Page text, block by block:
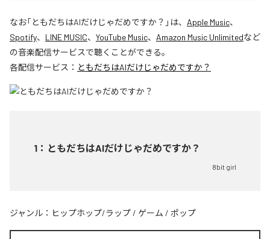
なお「ともだちはAIだけじゃだめですか？ 」は、 Apple Music、
Spotify、 LINE MUSIC、 YouTube Music、 Amazon Music Unlimitedなど
の音楽配信サービスで聴くことができる。
各配信サービス： ともだちはAIだけじゃだめですか？
1 ： ともだちはAIだけじゃだめですか？
8bit girl
ジャンル： ヒップホップ/ラップ / ゲーム / ポップ